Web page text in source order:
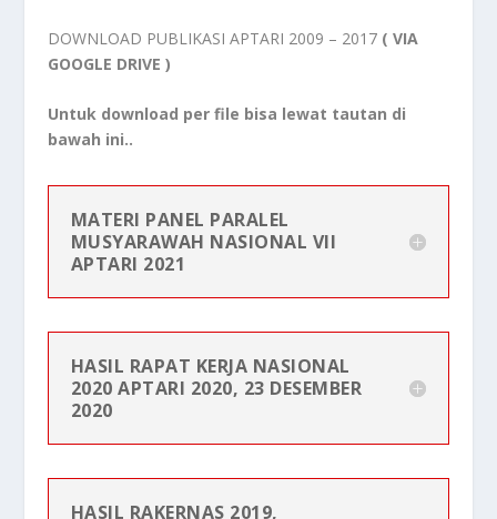
DOWNLOAD PUBLIKASI APTARI 2009 – 2017 ( VIA
GOOGLE DRIVE )
Untuk download per file bisa lewat tautan di
bawah ini..
MATERI PANEL PARALEL
MUSYARAWAH NASIONAL VII
APTARI 2021
HASIL RAPAT KERJA NASIONAL
2020 APTARI 2020, 23 DESEMBER
2020
HASIL RAKERNAS 2019,